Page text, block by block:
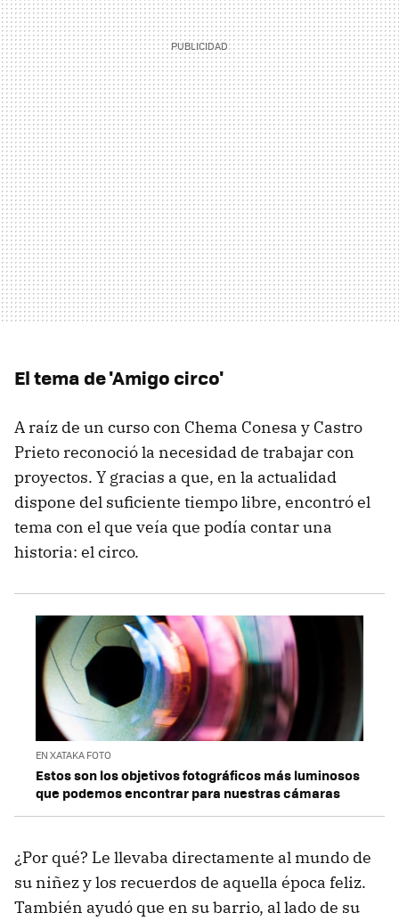
El tema de 'Amigo circo'
A raíz de un curso con Chema Conesa y Castro
Prieto reconoció la necesidad de trabajar con
proyectos. Y gracias a que, en la actualidad
dispone del suficiente tiempo libre, encontró el
tema con el que veía que podía contar una
historia: el circo.
EN XATAKA FOTO
Estos son los objetivos fotográficos más luminosos
que podemos encontrar para nuestras cámaras
¿Por qué? Le llevaba directamente al mundo de
su niñez y los recuerdos de aquella época feliz.
También ayudó que en su barrio, al lado de su